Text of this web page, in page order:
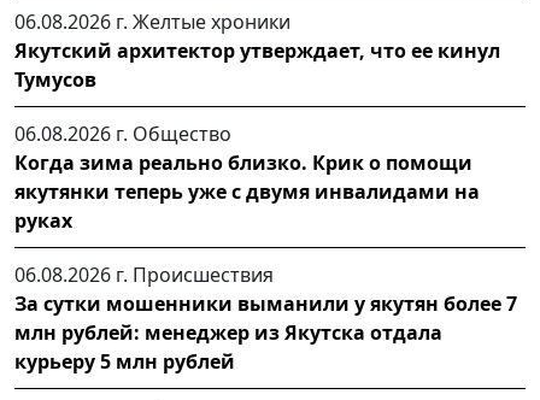
06.08.2026 г. Желтые хроники
Якутский архитектор утверждает, что ее кинул
Тумусов
06.08.2026 г. Общество
Когда зима реально близко. Крик о помощи
якутянки теперь уже с двумя инвалидами на
руках
06.08.2026 г. Происшествия
За сутки мошенники выманили у якутян более 7
млн рублей: менеджер из Якутска отдала
курьеру 5 млн рублей